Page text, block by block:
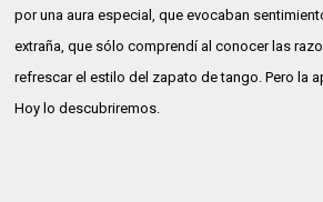
por una aura especial, que evocaban
extraña, que sólo comprendí al conocer las
refrescar el estilo del zapato de tango. Pero la
Hoy lo descubriremos.